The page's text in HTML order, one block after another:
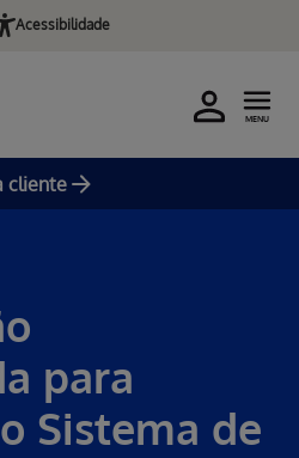
Acessibilidade
cliente
MENU
para
Sistema de